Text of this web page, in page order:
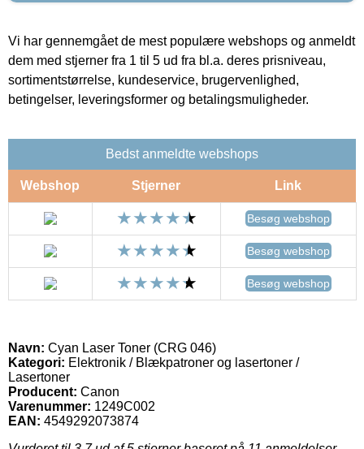
Vi har gennemgået de mest populære webshops og anmeldt
dem med stjerner fra 1 til 5 ud fra bl.a. deres prisniveau,
sortimentstørrelse, kundeservice, brugervenlighed,
betingelser, leveringsformer og betalingsmuligheder.
Bedst anmeldte webshops
Webshop Stjerner Link
Besøg webshop
Besøg webshop
Besøg webshop
Navn: Cyan Laser Toner (CRG 046)
Kategori: Elektronik / Blækpatroner og lasertoner /
Lasertoner
Producent: Canon
Varenummer: 1249C002
EAN: 4549292073874